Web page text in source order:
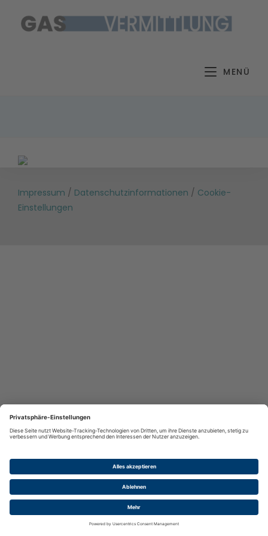
Inhalt
MENÜ
Impressum / Datenschutzinformationen / Cookie-
Einstellungen